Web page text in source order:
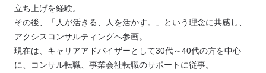
立ち上げを経験。
その後、「人が活きる、人を活かす。」という理念に共感し、
アクシスコンサルティングへ参画。
現在は、キャリアアドバイザーとして30代～40代の方を中心
に、コンサル転職、事業会社転職のサポートに従事。